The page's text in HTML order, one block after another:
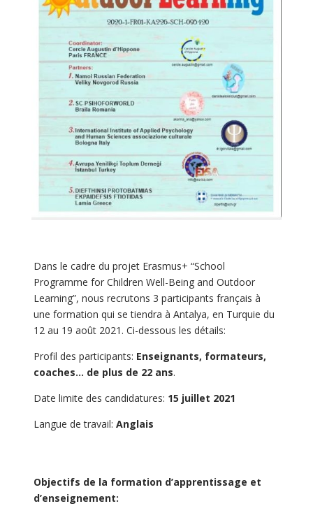
Dans le cadre du projet Erasmus+ “School
Programme for Children Well-Being and Outdoor
Learning”, nous recrutons 3 participants français à
une formation qui se tiendra à Antalya, en Turquie du
12 au 19 août 2021. Ci-dessous les détails:
Profil des participants: Enseignants, formateurs,
coaches… de plus de 22 ans.
Date limite des candidatures: 15 juillet 2021
Langue de travail:Anglais
Objectifs de la formation d’apprentissage et
d’enseignement: